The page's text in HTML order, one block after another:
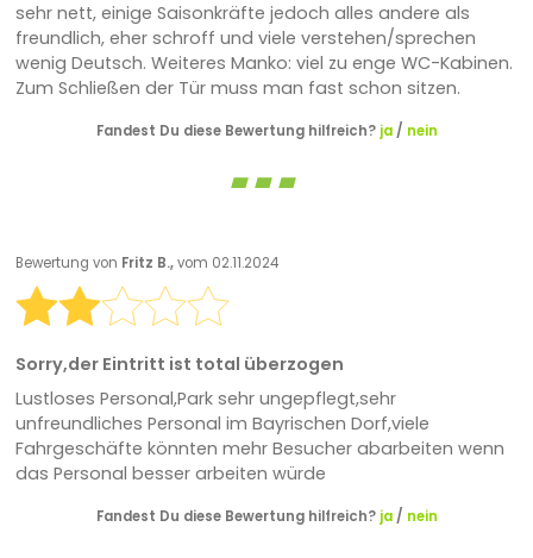
sehr nett, einige Saisonkräfte jedoch alles andere als
freundlich, eher schroff und viele verstehen/sprechen
wenig Deutsch. Weiteres Manko: viel zu enge WC-Kabinen.
Zum Schließen der Tür muss man fast schon sitzen.
Fandest Du diese Bewertung hilfreich? ja/ nein
Bewertung von Fritz B.,vom 02.11.2024
Sorry,der Eintritt ist total überzogen
Lustloses Personal,Park sehr ungepflegt,sehr
unfreundliches Personal im Bayrischen Dorf,viele
Fahrgeschäfte könnten mehr Besucher abarbeiten wenn
das Personal besser arbeiten würde
Fandest Du diese Bewertung hilfreich? ja/ nein